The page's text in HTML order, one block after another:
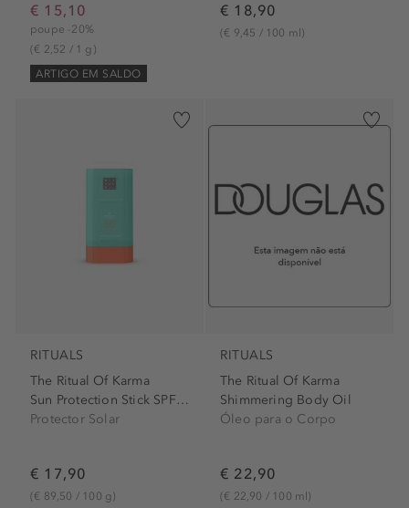
€ 15,10
poupe -20%
(€ 2,52 / 1 g)
ARTIGO EM SALDO
€ 18,90
(€ 9,45 / 100 ml)
RITUALS
The Ritual Of Karma
Sun Protection Stick SPF 50+
Protector Solar
€ 17,90
(€ 89,50 / 100 g)
RITUALS
The Ritual Of Karma
Shimmering Body Oil
Óleo para o Corpo
€ 22,90
(€ 22,90 / 100 ml)